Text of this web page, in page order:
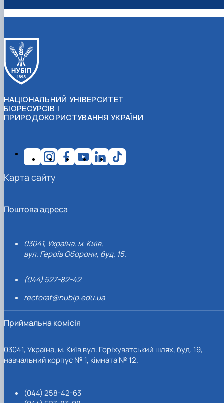
НАЦІОНАЛЬНИЙ УНІВЕРСИТЕТ
БІОРЕСУРСІВ І
ПРИРОДОКОРИСТУВАННЯ УКРАЇНИ
Поштова адреса
03041, Україна, м. Київ,
вул. Героїв Оборони, буд. 15.
(044) 527-82-42
rectorat@nubip.edu.ua
Приймальна комісія
03041, Україна, м. Київ вул. Горіхуватський шлях, буд. 19,
навчальний корпус № 1, кімната № 12.
(044) 258-42-63
Карта сайту